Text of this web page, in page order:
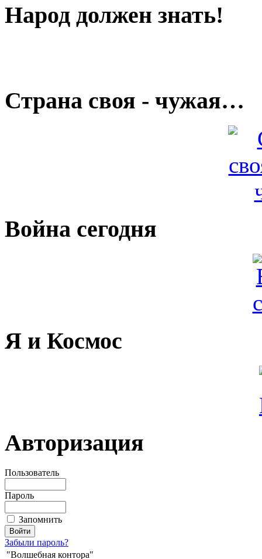
Народ должен знать!
Страна своя - чужая…
Война сегодня
Я и Космос
Авторизация
Пользователь
Пароль
Запомнить
Забыли пароль?
"Волшебная контора"